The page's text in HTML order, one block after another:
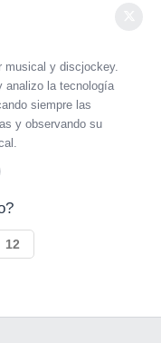
musical y discjockey.
analizo la tecnología
siempre las
y observando su
12